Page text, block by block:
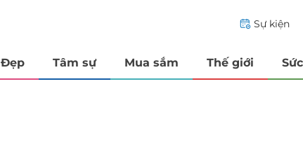
Sự kiện
Đẹp Tâm sự Mua sắm Thế giới